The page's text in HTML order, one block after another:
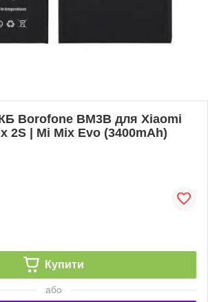
Borofone BM3B для Xiaomi
2S | Mi Mix Evo (3400mAh)
Купити
або